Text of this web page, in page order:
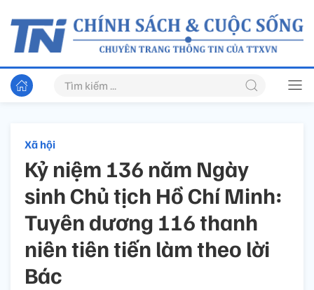
Xã hội
Kỷ niệm 136 năm Ngày
sinh Chủ tịch Hồ Chí Minh:
Tuyên dương 116 thanh
niên tiên tiến làm theo lời
Bác